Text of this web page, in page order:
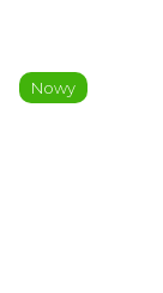
Nowy